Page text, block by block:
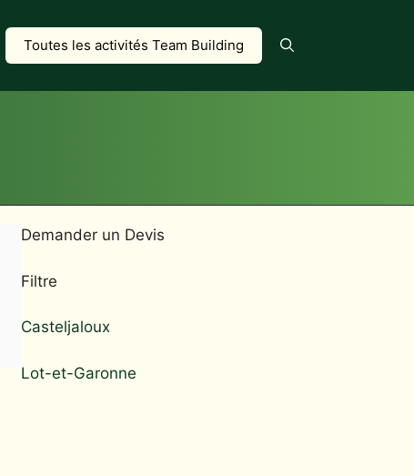
Toutes les activités Team Building
Demander un Devis
Filtre
Casteljaloux
Lot-et-Garonne